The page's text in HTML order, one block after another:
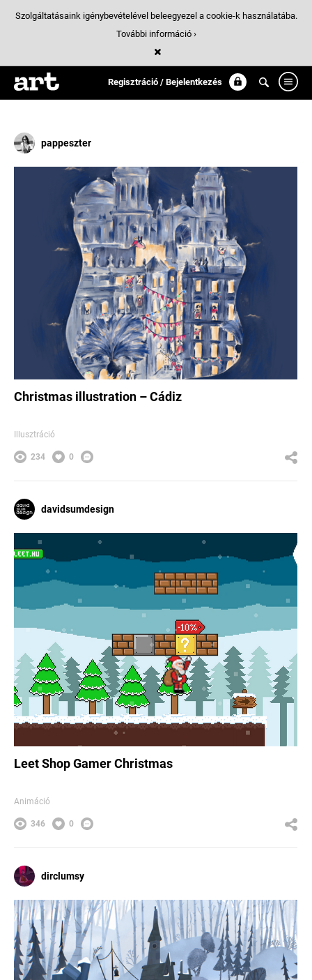
Regisztráció / Bejelentkezés
Találatok/ 10:
christmas
pappeszter
Christmas illustration – Cádiz
Illusztráció
234 0
davidsumdesign
Leet Shop Gamer Christmas
Animáció
346 0
dirclumsy
Szolgáltatásaink igénybevételével beleegyezel a cookie-k használatába.
További információ ›